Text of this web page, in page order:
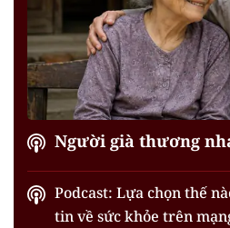
Người già thương
Podcast: Lựa chọn thế
tin về sức khỏe trên